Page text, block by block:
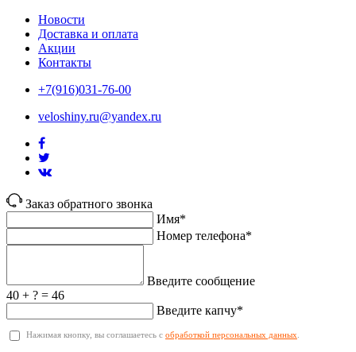
Новости
Доставка и оплата
Акции
Контакты
+7(916)031-76-00
veloshiny.ru@yandex.ru
Заказ обратного звонка
Имя*
Номер телефона*
Введите сообщение
40 + ? = 46
Введите капчу*
Нажимая кнопку, вы соглашаетесь с обработкой персональных данных